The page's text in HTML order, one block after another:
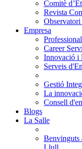
Comitè
Revista
Empresa
Career
Innovació i
Serveis
Gestió
La
Consell
Blogs
La Salle
Benvinguts
Llull